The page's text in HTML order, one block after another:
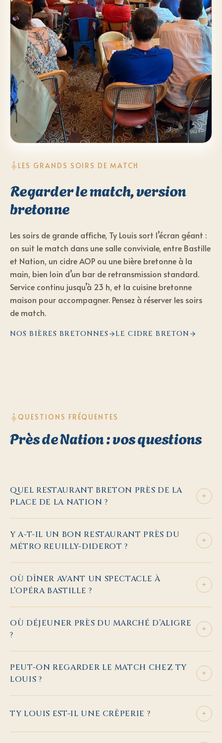
LES GRANDS SOIRS DE MATCH
Regarder le match, version
bretonne
Les soirs de grande affiche, Ty Louis sort l’écran géant :
on suit le match dans une salle conviviale, entre Bastille
et Nation, un cidre AOP ou une bière bretonne à la
main, bien loin d’un bar de retransmission standard.
Service continu jusqu’à 23 h, et la cuisine bretonne
maison pour accompagner. Pensez à réserver les soirs
de match.
NOS BIÈRES BRETONNES LE CIDRE BRETON
QUESTIONS FRÉQUENTES
Près de Nation : vos questions
QUEL RESTAURANT BRETON PRÈS DE LA
PLACE DE LA NATION ?
+
Y A-T-IL UN BON RESTAURANT PRÈS DU
MÉTRO REUILLY-DIDEROT ?
+
OÙ DÎNER AVANT UN SPECTACLE À
L’OPÉRA BASTILLE ?
+
OÙ DÉJEUNER PRÈS DU MARCHÉ D’ALIGRE
?
+
PEUT-ON REGARDER LE MATCH CHEZ TY
LOUIS ?
+
TY LOUIS EST-IL UNE CRÊPERIE ? +